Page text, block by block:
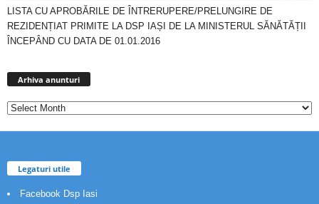
LISTA CU APROBĂRILE DE ÎNTRERUPERE/PRELUNGIRE DE
REZIDENȚIAT PRIMITE LA DSP IAȘI DE LA MINISTERUL SĂNĂTĂȚII
ÎNCEPÂND CU DATA DE 01.01.2016
Arhiva anunturi
Legaturi utile
Facebook Dsp Iasi